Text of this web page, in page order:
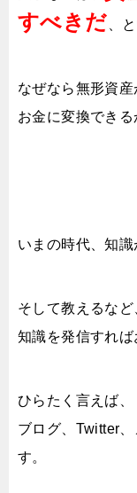
すべきだ 、
なぜなら無形資産
お金に変換できる
いまの時代、知識
そして教えるなど
知識を発信すれば
ひらたく言えば、
ブログ、Twitter
す。